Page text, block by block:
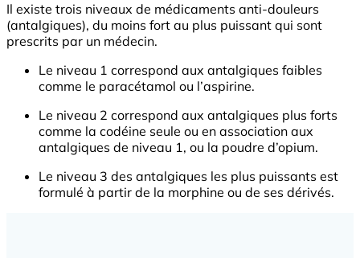
Il existe trois niveaux de médicaments anti-douleurs
(antalgiques), du moins fort au plus puissant qui sont
prescrits par un médecin.
Le niveau 1 correspond aux antalgiques faibles
comme le paracétamol ou l’aspirine.
Le niveau 2 correspond aux antalgiques plus forts
comme la codéine seule ou en association aux
antalgiques de niveau 1, ou la poudre d’opium.
Le niveau 3 des antalgiques les plus puissants est
formulé à partir de la morphine ou de ses dérivés.